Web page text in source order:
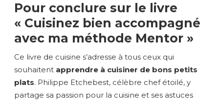
Pour conclure sur le livre
« Cuisinez bien accompagné
avec ma méthode Mentor »
Ce livre de cuisine s’adresse à tous ceux qui
souhaitent apprendre à cuisiner de bons petits
plats. Philippe Etchebest, célèbre chef étoilé, y
partage sa passion pour la cuisine et ses astuces